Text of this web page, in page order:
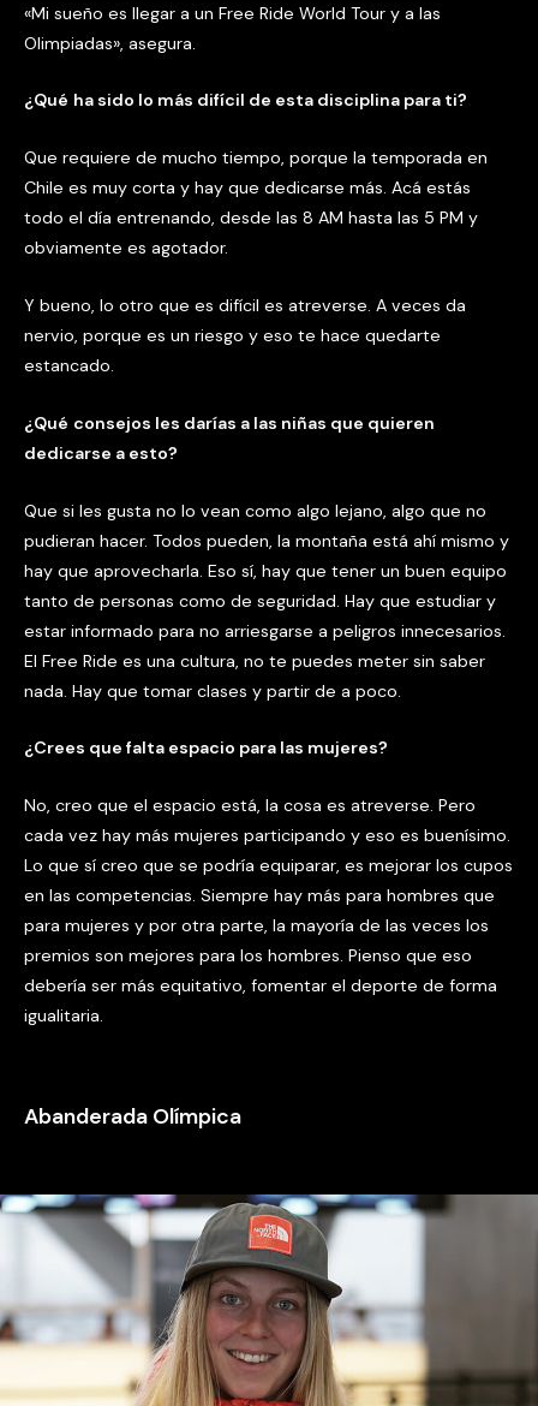
«Mi sueño es llegar a un Free Ride World Tour y a las
Olimpiadas», asegura.
¿Qué ha sido lo más difícil de esta disciplina para ti?
Que requiere de mucho tiempo, porque la temporada en
Chile es muy corta y hay que dedicarse más. Acá estás
todo el día entrenando, desde las 8 AM hasta las 5 PM y
obviamente es agotador.
Y bueno, lo otro que es difícil es atreverse. A veces da
nervio, porque es un riesgo y eso te hace quedarte
estancado.
¿Qué consejos les darías a las niñas que quieren
dedicarse a esto?
Que si les gusta no lo vean como algo lejano, algo que no
pudieran hacer. Todos pueden, la montaña está ahí mismo y
hay que aprovecharla. Eso sí, hay que tener un buen equipo
tanto de personas como de seguridad. Hay que estudiar y
estar informado para no arriesgarse a peligros innecesarios.
El Free Ride es una cultura, no te puedes meter sin saber
nada. Hay que tomar clases y partir de a poco.
¿Crees que falta espacio para las mujeres?
No, creo que el espacio está, la cosa es atreverse. Pero
cada vez hay más mujeres participando y eso es buenísimo.
Lo que sí creo que se podría equiparar, es mejorar los cupos
en las competencias. Siempre hay más para hombres que
para mujeres y por otra parte, la mayoría de las veces los
premios son mejores para los hombres. Pienso que eso
debería ser más equitativo, fomentar el deporte de forma
igualitaria.
Abanderada Olímpica